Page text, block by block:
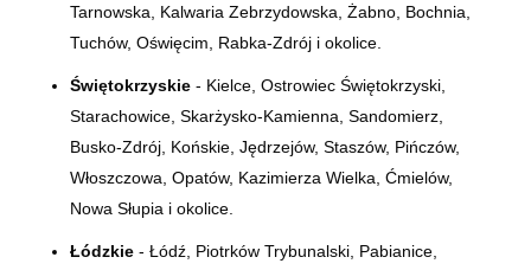
Tarnowska, Kalwaria Zebrzydowska, Żabno, Bochnia,
Tuchów, Oświęcim, Rabka-Zdrój i okolice.
Świętokrzyskie- Kielce, Ostrowiec Świętokrzyski,
Starachowice, Skarżysko-Kamienna, Sandomierz,
Busko-Zdrój, Końskie, Jędrzejów, Staszów, Pińczów,
Włoszczowa, Opatów, Kazimierza Wielka, Ćmielów,
Nowa Słupia i okolice.
Łódzkie- Łódź, Piotrków Trybunalski, Pabianice,